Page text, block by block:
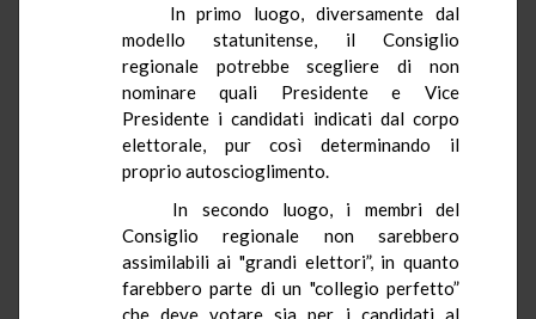
In primo luogo, diversamente dal
modello statunitense, il Consiglio
regionale potrebbe scegliere di non
nominare quali Presidente e Vice
Presidente i candidati indicati dal corpo
elettorale, pur così determinando il
proprio autoscioglimento.
In secondo luogo, i membri del
Consiglio regionale non sarebbero
assimilabili ai "grandi elettori”, in quanto
farebbero parte di un "collegio perfetto”
che deve votare sia per i candidati al